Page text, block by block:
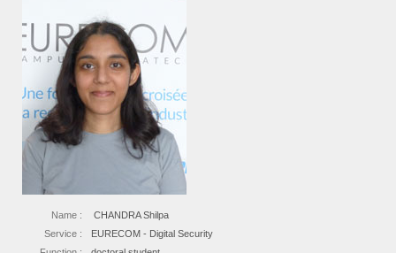
Name :
CHANDRA Shilpa
Service :
EURECOM - Digital Security